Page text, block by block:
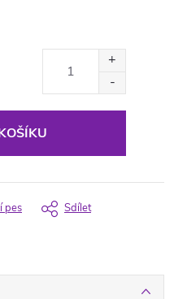
pes Sdílet